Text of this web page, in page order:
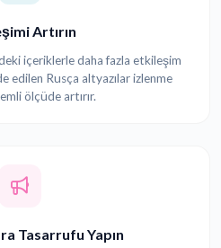
Artırın
içeriklerle daha fazla etkileşim
edilen Rusça altyazılar izlenme
ölçüde artırır.
Tasarrufu Yapın